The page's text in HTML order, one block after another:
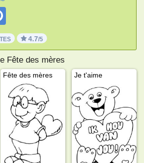
4.7/5
Fête des mères
Fête des mères Je t'aime